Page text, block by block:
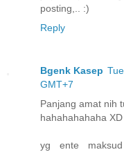
posting,.. :)
Reply
Bgenk Kasep
GMT+7
Panjang amat nih
hahahahahaha XD
yg ente